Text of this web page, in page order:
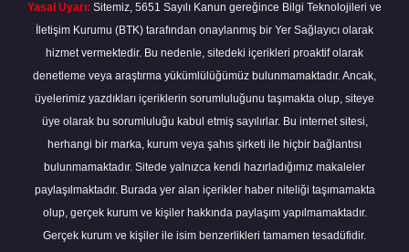
Yasal Uyarı: Sitemiz, 5651 Sayılı Kanun gereğince Bilgi Teknolojileri ve
İletişim Kurumu (BTK) tarafından onaylanmış bir Yer Sağlayıcı olarak
hizmet vermektedir. Bu nedenle, sitedeki içerikleri proaktif olarak
denetleme veya araştırma yükümlülüğümüz bulunmamaktadır. Ancak,
üyelerimiz yazdıkları içeriklerin sorumluluğunu taşımakta olup, siteye
üye olarak bu sorumluluğu kabul etmiş sayılırlar. Bu internet sitesi,
herhangi bir marka, kurum veya şahıs şirketi ile hiçbir bağlantısı
bulunmamaktadır. Sitede yalnızca kendi hazırladığımız makaleler
paylaşılmaktadır. Burada yer alan içerikler haber niteliği taşımamakta
olup, gerçek kurum ve kişiler hakkında paylaşım yapılmamaktadır.
Gerçek kurum ve kişiler ile isim benzerlikleri tamamen tesadüfidir.